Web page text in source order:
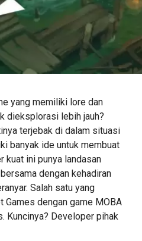
yang memiliki lore dan
dieksplorasi lebih jauh?
terjebak di dalam situasi
banyak ide untuk membuat
kuat ini punya landasan
dengan kehadiran
Salah satu yang
Games dengan game MOBA
Kuncinya? Developer pihak